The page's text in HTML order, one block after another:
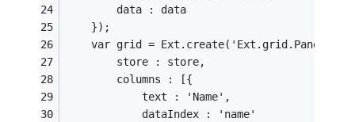
		data : data
	});
	var grid = Ext.create('Ext.grid.Panel', {
		store : store,
		columns : [{
			text : 'Name',
			dataIndex : 'name'